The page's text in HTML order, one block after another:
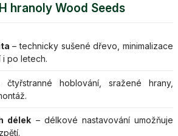
hranoly Wood Seeds
– technicky sušené dřevo, minimalizace
i po letech.
hoblování, sražené hrany,
délek – délkové nastavování umožňuje